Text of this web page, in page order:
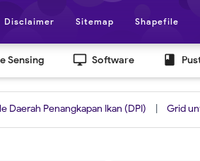
Disclaimer Sitemap Shapefile
Sensing desktop_windows Software book
Ikan (DPI) | Grid untuk Layout